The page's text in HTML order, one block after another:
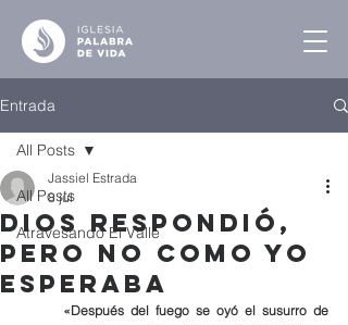
Entrada
All Posts
Atravesando El Valle
All Posts
Dios Respondió,
Pero No Como Yo
Esperaba
Jassiel Estrada
8 jul
«Después del fuego se oyó el susurro de